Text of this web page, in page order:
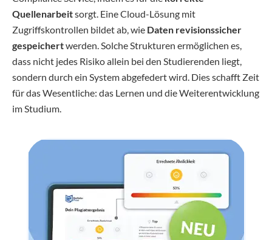
Quellenarbeitsorgt. Eine Cloud-Lösung mit
Zugriffskontrollen bildet ab, wie Daten revisionssicher
gespeichertwerden. Solche Strukturen ermöglichen es,
dass nicht jedes Risiko allein bei den Studierenden liegt,
sondern durch ein System abgefedert wird. Dies schafft Zeit
für das Wesentliche: das Lernen und die Weiterentwicklung
im Studium.